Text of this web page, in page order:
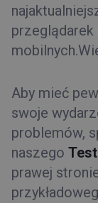
przeglądarek
Aby mieć
swoje
problemów,
naszego
prawej